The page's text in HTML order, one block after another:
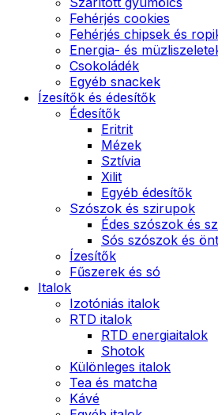
Fehérjés cookies
Fehérjés chipsek és
Energia- és
Csokoládék
Egyéb snackek
Ízesítők és édesítők
Édesítők
Eritrit
Mézek
Sztívia
Xilit
Egyéb édesítők
Szószok és szirupok
Édes szószok és
Sós szószok és
Ízesítők
Fűszerek és só
Italok
Izotóniás italok
RTD italok
RTD energiaitalok
Shotok
Különleges italok
Tea és matcha
Kávé